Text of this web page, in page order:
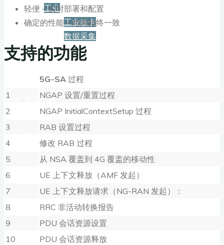
工业
工业板卡
数据采集
服务+保障
资源下载
轻便 – 实时部署和配置
确定的性能 – 结果始终一致
支持的功能
5G–SA 过程
1
NGAP 设置/重置过程
2
NGAP InitialContextSetup 过程
3
RAB 设置过程
4
修改 RAB 过程
5
从 NSA 覆盖到 4G 覆盖的移动性
6
UE 上下文释放（AMF 发起）
7
UE 上下文释放请求（NG-RAN 发起）：
8
RRC 非活动转换报告
9
PDU 会话资源设置
10
PDU 会话资源释放